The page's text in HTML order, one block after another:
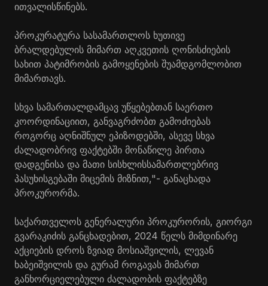
ითვალისწინებს.
პროკურატურა სასამართლოს ხუთივე
ბრალდებულის მიმართ აღკვეთის ღონისძიების
სახით პატიმრობის გამოყენების შუამდგომლობით
მიმართავს.
სხვა სამართალდამცავ უწყებებთან საერთო
კოორდინაციით, განვაგრძობთ გამოძიებას
როგორც აღნიშნულ ეპიზოდებში, ასევე სხვა
ძალადობრივ ფაქტებში მონაწილე პირთა
დადგენისა და მათი სისხლისსამართლებრივ
პასუხისგებაში მიცემის მიზნით,"- განაცხადა
პროკურორმა.
საქართველოს გენერალური პროკურორის, გიორგი
გვარაკიძის განცხადებით, 2024 წელს მიმდინარე
აქციების დროს ზვიად მოსიაშვილის, ლევან
ხაბეიშვილის და გურამ როგავას მიმართ
განხორციელებული ძალადობის ფაქტებზე